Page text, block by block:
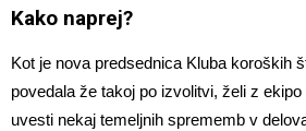
Kako naprej?
Kot je nova predsednica Kluba koroških
povedala že takoj po izvolitvi, želi z
uvesti nekaj temeljnih sprememb v